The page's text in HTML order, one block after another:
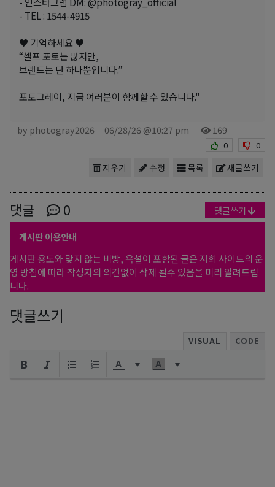
- TEL : 1544-4915
♥ 기억하세요 ♥
“셀프 포토는 많지만,
브랜드는 단 하나뿐입니다.”
포토그레이, 지금 여러분이 함께할 수 있습니다."
by photogray2026 06/28/26 @10:27 pm 169
0 0
새글쓰기
목록
수정
지우기
댓글 0 댓글쓰기
게시판 이용안내
게시판 용도와 맞지 않는 비방, 욕설이 포함된 글은 저희 사이트의 운
영 방침에 따라 작성자의 의견없이 삭제 될수 있음을 미리 알려드립
니다.
댓글쓰기
VISUAL CODE